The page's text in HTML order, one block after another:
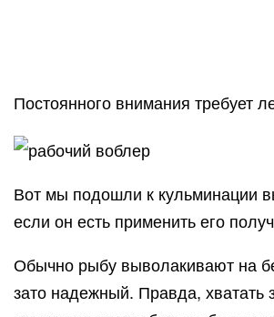
Постоянного внимания требует
Вот мы подошли к кульминации
если он есть применить его
Обычно рыбу выволакивают на
зато надежный. Правда, хватать